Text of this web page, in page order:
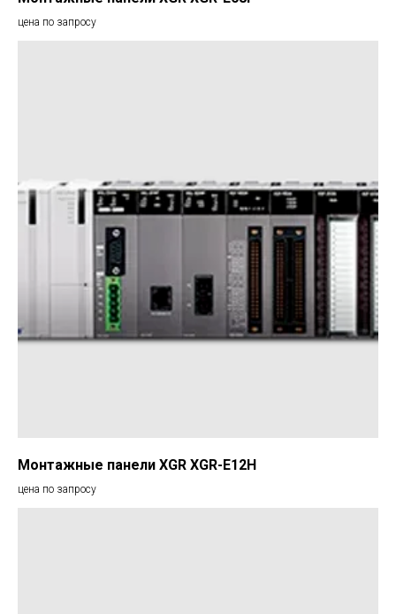
цена по запросу
Монтажные панели XGR XGR-E12H
цена по запросу